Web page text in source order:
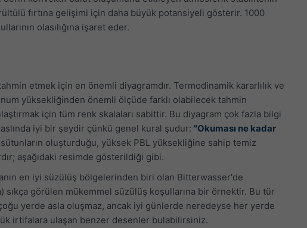
fırtına gelişimi için daha büyük potansiyeli gösterir. 1000
olasılığına işaret eder.
etmek için en önemli diyagramdır. Termodinamik kararlılık ve
yüksekliğinden önemli ölçüde farklı olabilecek tahmin
için tüm renk skalaları sabittir. Bu diyagram çok fazla bilgi
iyi bir şeydir çünkü genel kural şudur: "Okuması ne kadar
oluşturduğu, yüksek PBL yüksekliğine sahip temiz
aşağıdaki resimde gösterildiği gibi.
en iyi süzülüş bölgelerinden biri olan Bitterwasser'de
sıkça görülen mükemmel süzülüş koşullarına bir örnektir. Bu tür
yerde asla oluşmaz, ancak iyi günlerde neredeyse her yerde
irtifalara ulaşan benzer desenler bulabilirsiniz.